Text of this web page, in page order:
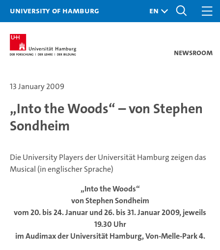
University of Hamburg
Newsroom
13 January 2009
„Into the Woods“ – von Stephen
Sondheim
Die University Players der Universität Hamburg zeigen das
Musical (in englischer Sprache)
„Into the Woods“
von Stephen Sondheim
vom 20. bis 24. Januar und 26. bis 31. Januar 2009, jeweils
19.30 Uhr
im Audimax der Universität Hamburg,Von-Melle-Park 4.